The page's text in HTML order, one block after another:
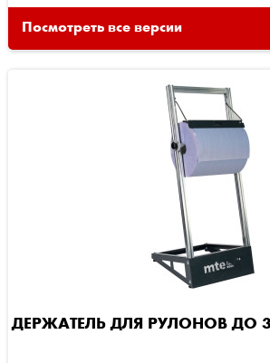
Посмотреть все версии
ДЕРЖАТЕЛЬ ДЛЯ РУЛОНОВ ДО